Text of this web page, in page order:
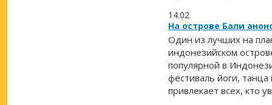
14.02
На острове Бали
Один из лучших на
индонезийском
популярной в
фестиваль йоги,
привлекает всех, кто